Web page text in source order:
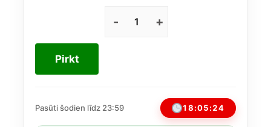
148,00 €.
88,66 €.
Armani
Pirkt
Pasūti šodien līdz 23:59 18:05:24